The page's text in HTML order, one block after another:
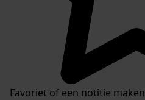
Favoriet of een notitie maken